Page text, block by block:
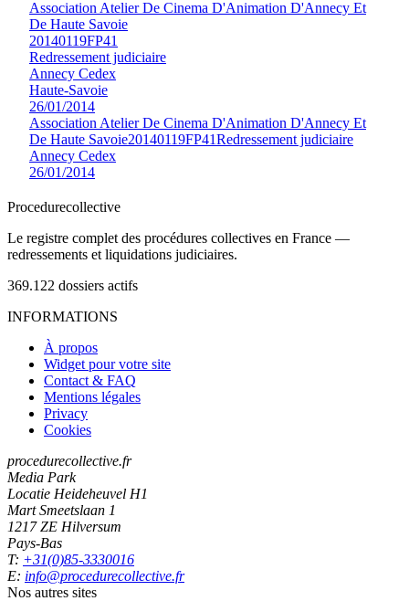
Association Atelier De Cinema D'Animation D'Annecy Et
De Haute Savoie
20140119FP41
Redressement judiciaire
Annecy Cedex
Haute-Savoie
26/01/2014
Association Atelier De Cinema D'Animation D'Annecy Et
De Haute Savoie20140119FP41Redressement judiciaire
Annecy Cedex
26/01/2014
Procedurecollective
Le registre complet des procédures collectives en France —
redressements et liquidations judiciaires.
369.122 dossiers actifs
INFORMATIONS
À propos
Widget pour votre site
Contact & FAQ
Mentions légales
Privacy
Cookies
procedurecollective.fr
Media Park
Locatie Heideheuvel H1
Mart Smeetslaan 1
1217 ZE Hilversum
Pays-Bas
T: +31(0)85-3330016
E: info@procedurecollective.fr
Nos autres sites